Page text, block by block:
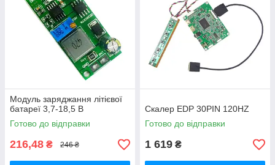
Модуль заряджання літієвої
батареї 3,7-18,5 В
Готово до відправки
216,48 ₴ 246 ₴
Скалер EDP 30PIN 120HZ
Готово до відправки
1 619 ₴